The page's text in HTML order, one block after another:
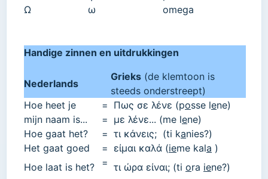
Ω
ω omega
Handige zinnen en uitdrukkingen
Nederlands
Grieks (de klemtoon is
steeds onderstreept)
Hoe heet je
= Πως σε λένε (posse lene)
mijn naam is...
= με λένε... (me lene)
Hoe gaat het?
= τι κάνεις; (ti kanies?)
Het gaat goed = είμαι καλά (ieme kala )
Hoe laat is het? = τι ώρα είναι; (ti ora iene?)